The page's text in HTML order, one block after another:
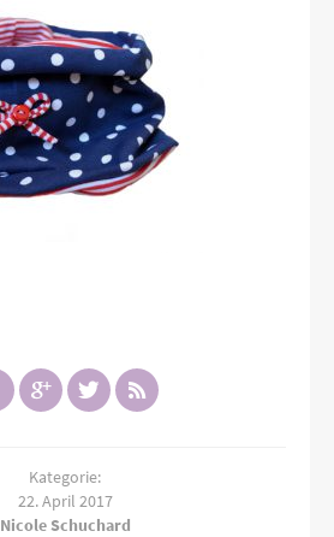
Kategorie:
22. April 2017
Nicole Schuchard